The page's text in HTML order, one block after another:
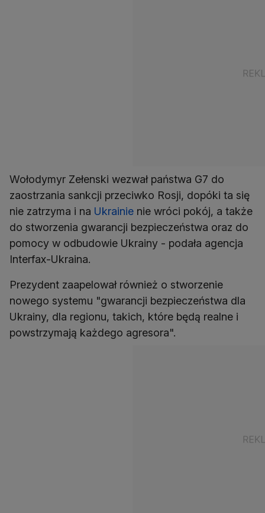
Wołodymyr Zełenski wezwał państwa G7 do
zaostrzania sankcji przeciwko Rosji, dopóki ta się
nie zatrzyma i na Ukrainie nie wróci pokój, a także
do stworzenia gwarancji bezpieczeństwa oraz do
pomocy w odbudowie Ukrainy - podała agencja
Interfax-Ukraina.
Prezydent zaapelował również o stworzenie
nowego systemu "gwarancji bezpieczeństwa dla
Ukrainy, dla regionu, takich, które będą realne i
powstrzymają każdego agresora".